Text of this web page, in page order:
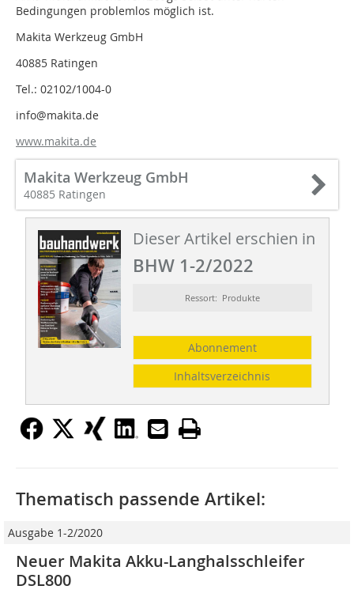
Bedingungen problemlos möglich ist.
Makita Werkzeug GmbH
40885 Ratingen
Tel.: 02102/1004-0
info@makita.de
www.makita.de
Makita Werkzeug GmbH
40885 Ratingen
Dieser Artikel erschien in
BHW 1-2/2022
Ressort: Produkte
Abonnement
Inhaltsverzeichnis
Thematisch passende Artikel:
Ausgabe 1-2/2020
Neuer Makita Akku-Langhalsschleifer
DSL800